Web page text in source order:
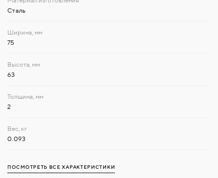
Сталь
75
63
2
0.093
ПОСМОТРЕТЬ ВСЕ ХАРАКТЕРИСТИКИ